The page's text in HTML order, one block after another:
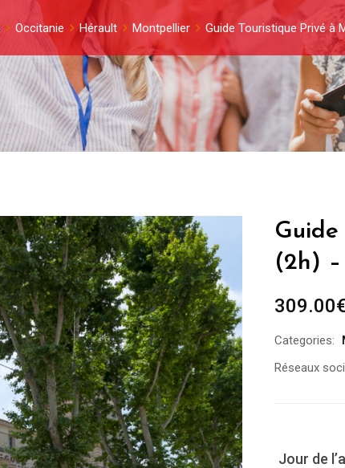
Occitanie Hérault Montpellier Guide Touristique Privé à
(2h)
309.00
Categories:
Réseaux
Jour de